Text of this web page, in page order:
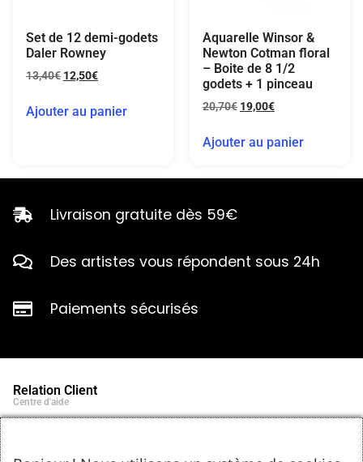
Set de 12 demi-godets
Daler Rowney
13,40€ 12,50€
Ajouter au panier
Aquarelle Winsor &
Newton Cotman floral
– Boite de 8 1/2
godets + 1 pinceau
20,70€ 19,00€
Ajouter au panier
Livraison gratuite dès 59€
Des artistes vous répondent sous 24h
Paiements sécurisés
Relation Client
Centre d'aide